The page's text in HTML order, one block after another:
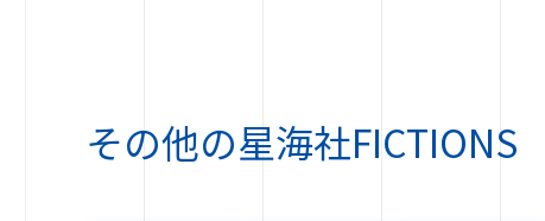
その他の星海社FICTIONS